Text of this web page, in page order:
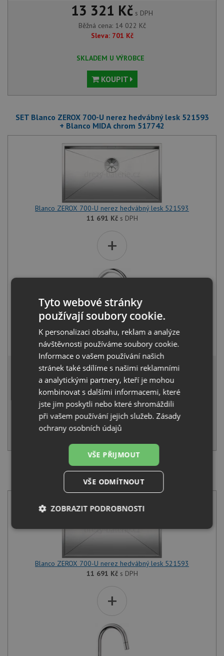
13 321 Kč s DPH
Běžná cena: 14 022 Kč
Sleva: 701 Kč
SKLADEM U VÝROBCE
KOUPIT
SET Blanco ZEROX 700-U nerez hedvábný lesk 521593
+ Blanco MIDA chrom 517742
Blanco ZEROX 700-U nerez hedvábný lesk 521593
11 691 Kčs DPH
+
Blanco MIDA chrom 517742
2 331 Kčs DPH
13 321 Kčs DPH
Běžná cena:14 022 Kč
Sleva: 701 Kč
SKLADEM U VÝROBCE
KOUPIT
SET Blanco ZEROX 700-U nerez hedvábný lesk 521593
+ Blanco MIDA-S chrom 521454
Blanco ZEROX 700-U nerez hedvábný lesk 521593
11 691 Kčs DPH
+
Tyto webové stránky
používají soubory cookie.
K personalizaci obsahu, reklam a analýze
návštěvnosti používáme soubory cookie.
Informace o vašem používání našich
stránek také sdílíme s našimi reklamními
a analytickými partnery, kteří je mohou
kombinovat s dalšími informacemi, které
jste jim poskytli nebo které shromáždili
při vašem používání jejich služeb.Zásady
ochrany osobních údajů
VŠE PŘIJMOUT
VŠE ODMÍTNOUT
ZOBRAZIT PODROBNOSTI
Nezbytně
soubory
Výkonové
Soubory